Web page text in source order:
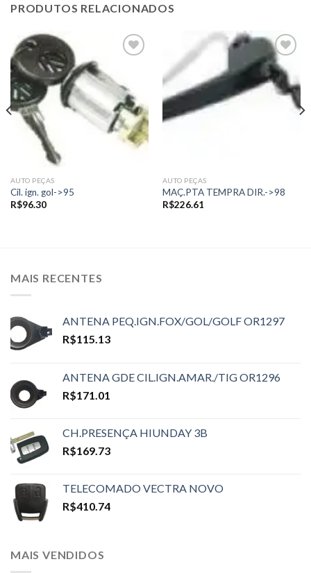
PRODUTOS RELACIONADOS
AUTO PEÇAS
Cil. ign. gol->95
R$96.30
Add to
wishlist
AUTO PEÇAS
MAÇ.PTA TEMPRA DIR.->98
R$226.61
MAIS RECENTES
ANTENA PEQ.IGN.FOX/GOL/GOLF OR1297
R$115.13
ANTENA GDE CIL.IGN.AMAR./TIG OR1296
R$171.01
CH.PRESENÇA HIUNDAY 3B
R$169.73
TELECOMADO VECTRA NOVO
R$410.74
MAIS VENDIDOS